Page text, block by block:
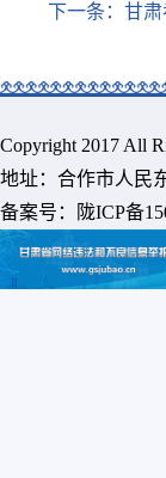
下一条： 甘肃
Copyright 2017 All
地址：合作市人民
备案号：
陇ICP备